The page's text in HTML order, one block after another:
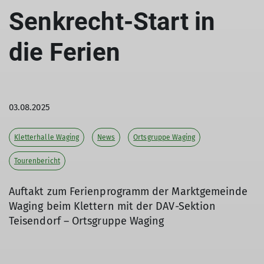
Senkrecht-Start in
die Ferien
03.08.2025
Kletterhalle Waging News Ortsgruppe Waging
Tourenbericht
Auftakt zum Ferienprogramm der Marktgemeinde
Waging beim Klettern mit der DAV-Sektion
Teisendorf – Ortsgruppe Waging